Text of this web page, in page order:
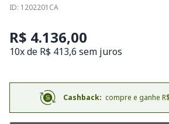
ID: 1202201CA
R$ 4.136,00
10x de R$ 413,6 sem juros
Cashback: compre e ganhe